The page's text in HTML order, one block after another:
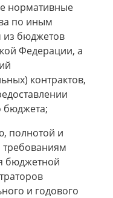
нормативные
по иным
из бюджетов
Федерации, а
контрактов,
бюджета;
полнотой и
требованиям
бюджетной
и годового